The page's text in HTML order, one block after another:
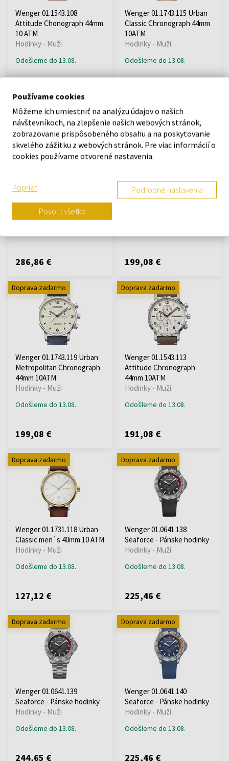
Wenger 01.1543.108
Attitude Chonograph 44mm
10 ATM
Hodinky - Muži
Odošleme do 13.08.
Wenger 01.1743.115 Urban
Classic Chronograph 44mm
10ATM
Hodinky - Muži
Odošleme do 13.08.
Doprava zadarmo
Wenger 01.1743.114 Urban
Metropolitan Chronograph
44mm 10ATM
Hodinky - Muži
286,86 €
Doprava zadarmo
Wenger 01.1743.113 Urban
Metropolitan Chronograph
199,08 €
Doprava zadarmo
Wenger 01.1743.119 Urban
Metropolitan Chronograph
44mm 10ATM
Hodinky - Muži
Odošleme do 13.08.
199,08 €
Doprava zadarmo
Wenger 01.1543.113
Attitude Chronograph
44mm 10ATM
Hodinky - Muži
Odošleme do 13.08.
191,08 €
Doprava zadarmo
Wenger 01.1731.118 Urban
Classic men`s 40mm 10 ATM
Hodinky - Muži
Odošleme do 13.08.
127,12 €
Doprava zadarmo
Wenger 01.0641.138
Seaforce - Pánske hodinky
Hodinky - Muži
Odošleme do 13.08.
225,46 €
Doprava zadarmo
Wenger 01.0641.139
Seaforce - Pánske hodinky
Hodinky - Muži
Odošleme do 13.08.
244,65 €
Doprava zadarmo
Wenger 01.0641.140
Seaforce - Pánske hodinky
Hodinky - Muži
Odošleme do 13.08.
225,46 €
Používame cookies
Môžeme ich umiestniť na analýzu údajov o našich
návštevníkoch, na zlepšenie našich webových stránok,
zobrazovanie prispôsobeného obsahu a na poskytovanie
skvelého zážitku z webových stránok. Pre viac informácií o
cookies používame otvorené nastavenia.
Poprieť Podrobné nastavenia
Povoliť všetko